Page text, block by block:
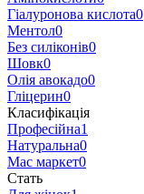
Гіалуронова кислота0
Ментол0
Без силіконів0
Шовк0
Олія авокадо0
Гліцерин0
Класифікація
Професійна1
Натуральна0
Мас маркет0
Стать